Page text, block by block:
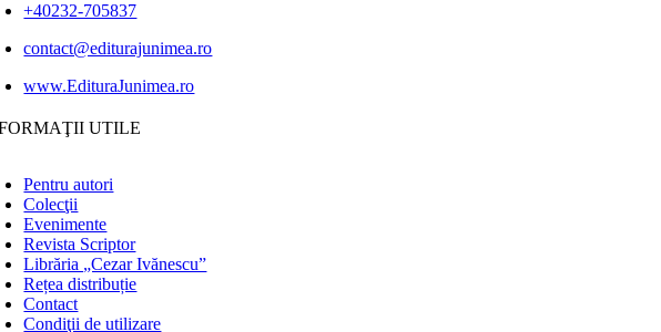
+40232-705837
contact@editurajunimea.ro
www.EdituraJunimea.ro
UTILE
Pentru autori
Colecţii
Evenimente
Revista Scriptor
Librăria „Cezar Ivănescu”
Rețea distribuție
Contact
Condiţii de utilizare